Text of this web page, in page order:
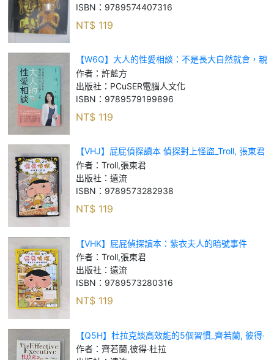
ISBN： 9789574407316
NT$ 119
【W6Q】大人的性愛相談：不是長大自然就會，親
密關係的探索解答之書_許藍方
作者： 許藍方
出版社： PCuSER電腦人文化
ISBN： 9789579199896
NT$ 119
【VHJ】屁屁偵探讀本 偵探對上怪盜_Troll, 張東君
作者： Troll,張東君
出版社： 遠流
ISBN： 9789573282938
NT$ 119
【VHK】屁屁偵探讀本：紫衣夫人的暗號事件
_Troll, 張東君
作者： Troll,張東君
出版社： 遠流
ISBN： 9789573280316
NT$ 119
【Q5H】杜拉克談高效能的5個習慣_齊若蘭, 彼得‧
杜拉
作者： 齊若蘭,彼得‧杜拉